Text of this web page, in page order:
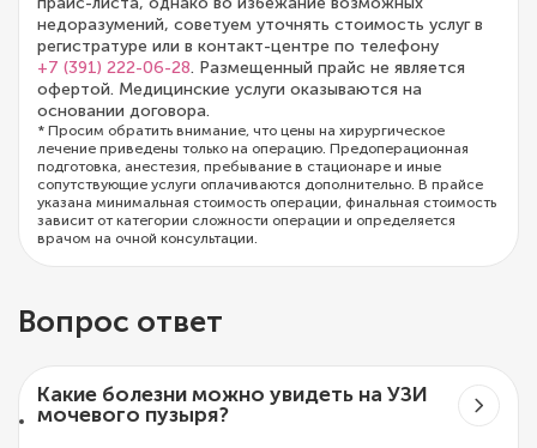
недоразумений, советуем уточнять стоимость услуг в
регистратуре или в контакт-центре по телефону
+7 (391) 222-06-28. Размещенный прайс не является
офертой. Медицинские услуги оказываются на
основании договора.
* Просим обратить внимание, что цены на хирургическое
лечение приведены только на операцию. Предоперационная
подготовка, анестезия, пребывание в стационаре и иные
сопутствующие услуги оплачиваются дополнительно. В прайсе
указана минимальная стоимость операции, финальная стоимость
зависит от категории сложности операции и определяется
врачом на очной консультации.
Вопрос ответ
Какие болезни можно увидеть на УЗИ
мочевого пузыря?